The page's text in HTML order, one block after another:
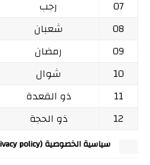
07
رجب
08
شعبان
09
رمضان
10
شوال
11
ذو القعدة
12
ذو الحجة
سياسية الخصوصية (Privacy policy)